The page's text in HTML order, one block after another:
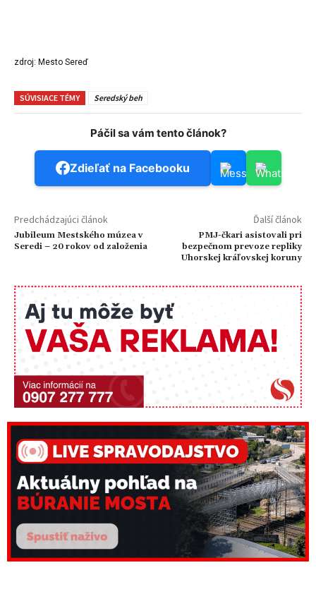
zdroj: Mesto Sereď
SÚVISIACE TÉMY Seredský beh
Páčil sa vám tento článok?
Zdieľať na Facebooku
Predchádzajúci článok
Jubileum Mestského múzea v
Seredi – 20 rokov od založenia
Ďalší článok
PMJ-čkari asistovali pri
bezpečnom prevoze repliky
Uhorskej kráľovskej koruny